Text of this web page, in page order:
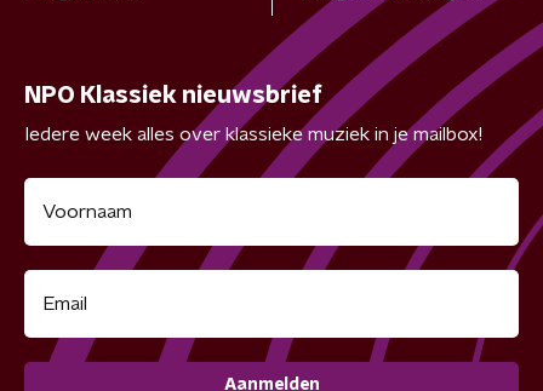
NPO Klassiek nieuwsbrief
Iedere week alles over klassieke muziek in je mailbox!
Aanmelden